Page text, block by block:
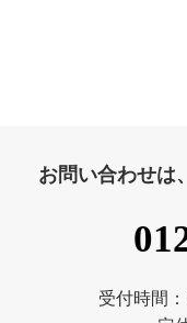
お問い合わせは
受付時間：